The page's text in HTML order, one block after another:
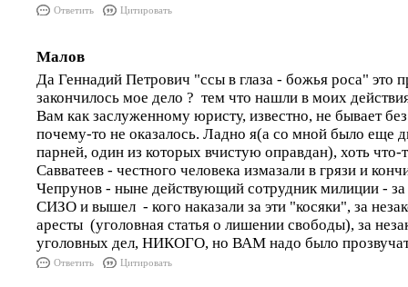
Ответить Цитировать
Малов
Да Геннадий Петрович "ссы в глаза - божья роса" это
закончилось мое дело ? тем что нашли в моих
Вам как заслуженному юристу, известно, не бывает
почему-то не оказалось. Ладно я(а со мной было еще
парней, один из которых вчистую оправдан), хоть что-
Савватеев - честного человека измазали в грязи и
Чепрунов - ныне действующий сотрудник милиции - за
СИЗО и вышел - кого наказали за эти "косяки", за
аресты (уголовная статья о лишении свободы), за
уголовных дел, НИКОГО, но ВАМ надо было
Ответить Цитировать